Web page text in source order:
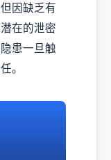
因缺乏有
在的泄密
患一旦触
。